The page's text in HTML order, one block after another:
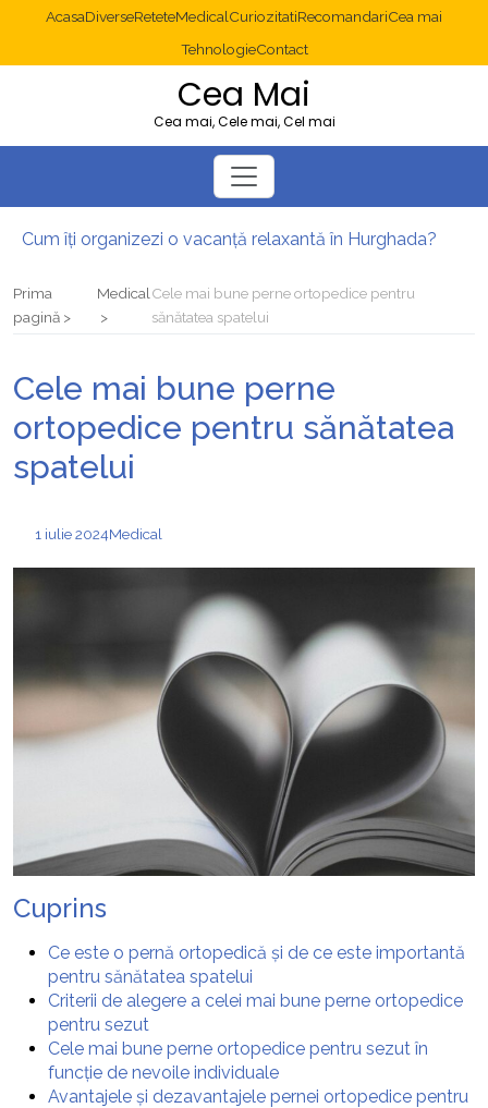
AcasaDiverseReteteMedicalCuriozitatiRecomandariCea mai
TehnologieContact
Cea Mai
Cea mai, Cele mai, Cel mai
Cum îți organizezi o vacanță relaxantă în Hurghada?
Prima
pagină
Medical Cele mai bune perne ortopedice pentru
sănătatea spatelui
Cele mai bune perne
ortopedice pentru sănătatea
spatelui
1 iulie 2024Medical
Cuprins
Ce este o pernă ortopedică și de ce este importantă
pentru sănătatea spatelui
Criterii de alegere a celei mai bune perne ortopedice
pentru sezut
Cele mai bune perne ortopedice pentru sezut în
funcție de nevoile individuale
Avantajele și dezavantajele pernei ortopedice pentru